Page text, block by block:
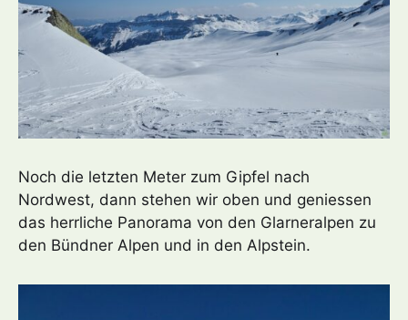
Noch die letzten Meter zum Gipfel nach
Nordwest, dann stehen wir oben und geniessen
das herrliche Panorama von den Glarneralpen zu
den Bündner Alpen und in den Alpstein.